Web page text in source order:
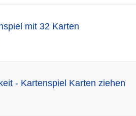
mit 32 Karten
- Kartenspiel Karten ziehen